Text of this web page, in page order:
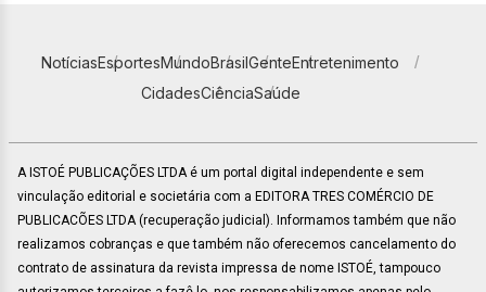
NotíciasEsportesMundoBrasilGenteEntretenimento
CidadesCiênciaSaúde
A ISTOÉ PUBLICAÇÕES LTDA é um portal digital independente e sem
vinculação editorial e societária com a EDITORA TRES COMÉRCIO DE
PUBLICACÕES LTDA (recuperação judicial). Informamos também que não
realizamos cobranças e que também não oferecemos cancelamento do
contrato de assinatura da revista impressa de nome ISTOÉ, tampouco